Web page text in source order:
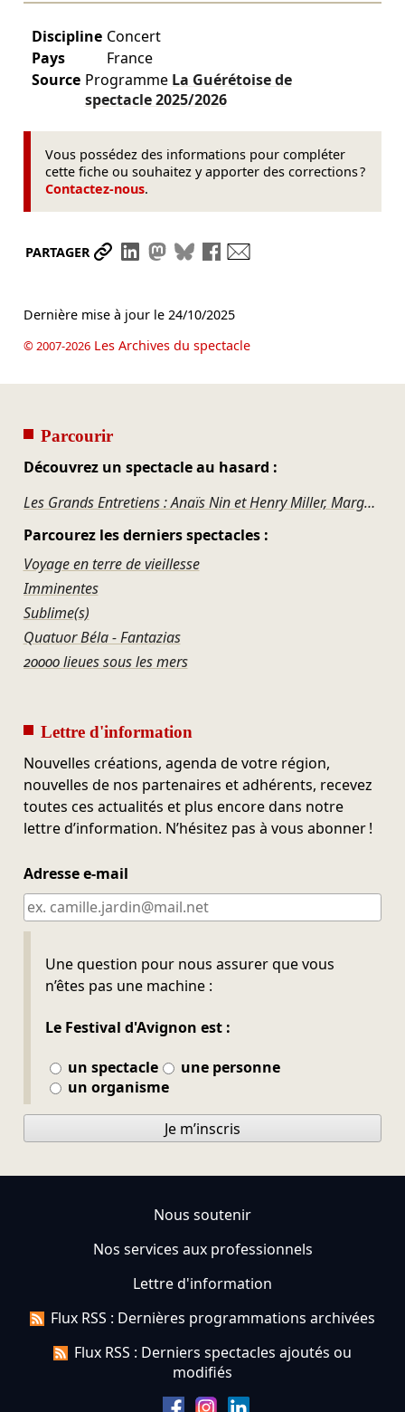
Discipline Concert
Pays
France
Source Programme La Guérétoise de
spectacle2025/2026
Vous possédez des informations pour compléter
cette fiche ou souhaitez y apporter des corrections ?
Contactez-nous.
PARTAGER Partager le lien
Partager sur LinkedIn
Partager sur Mastodon
Partager sur Bluesky
Partager sur Facebook
Dernière mise à jour le 24/10/2025
© 2007-2026Les Archives du spectacle
Parcourir
Découvrez un spectacle au hasard :
Les Grands Entretiens : Anaïs Nin et Henry Miller, Marguerite Duras et Louis-Ferdinand Céline
Parcourez les derniers spectacles :
Voyage en terre de vieillesse
Imminentes
Sublime(s)
Quatuor Béla - Fantazias
20000 lieues sous les mers
Lettre d'information
Nouvelles créations, agenda de votre région,
nouvelles de nos partenaires et adhérents, recevez
toutes ces actualités et plus encore dans notre
lettre d’information. N’hésitez pas à vous abonner !
Adresse e-mail
Une question pour nous assurer que vous
n’êtes pas une machine :
Le Festival d'Avignon est :
un spectacle
une personne
un organisme
Ne pas remplir
Je m’inscris
Nous soutenir
Nos services aux professionnels
Lettre d'information
Flux RSS : Dernières programmations archivées
Flux RSS : Derniers spectacles ajoutés ou
modifiés